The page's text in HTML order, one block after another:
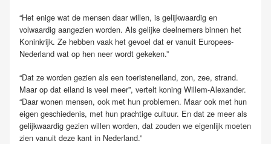
“Het enige wat de mensen daar willen, is gelijkwaardig en
volwaardig aangezien worden. Als gelijke deelnemers binnen het
Koninkrijk. Ze hebben vaak het gevoel dat er vanuit Europees-
Nederland wat op hen neer wordt gekeken.”
“Dat ze worden gezien als een toeristeneiland, zon, zee, strand.
Maar op dat eiland is veel meer”, vertelt koning Willem-Alexander.
“Daar wonen mensen, ook met hun problemen. Maar ook met hun
eigen geschiedenis, met hun prachtige cultuur. En dat ze meer als
gelijkwaardig gezien willen worden, dat zouden we eigenlijk moeten
zien vanuit deze kant in Nederland.”